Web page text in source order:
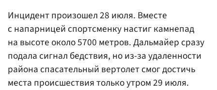
Инцидент произошел 28 июля. Вместе
с напарницей спортсменку настиг камнепад
на высоте около 5700 метров. Дальмайер сразу
подала сигнал бедствия, но из-за удаленности
района спасательный вертолет смог достичь
места происшествия только утром 29 июля.